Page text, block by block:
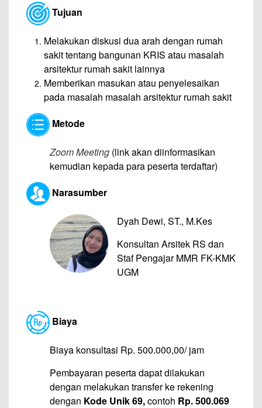
Tujuan
Melakukan diskusi dua arah dengan rumah
sakit tentang bangunan KRIS atau masalah
arsitektur rumah sakit lainnya
Memberikan masukan atau penyelesaikan
pada masalah masalah arsitektur rumah sakit
Metode
Zoom Meeting (link akan diinformasikan
kemudian kepada para peserta terdaftar)
Narasumber
Dyah Dewi, ST., M.Kes
Konsultan Arsitek RS dan
Staf Pengajar MMR FK-KMK
UGM
Biaya
Biaya konsultasi Rp. 500.000,00/ jam
Pembayaran peserta dapat dilakukan
dengan melakukan transfer ke rekening
dengan Kode Unik 69,contoh Rp. 500.069